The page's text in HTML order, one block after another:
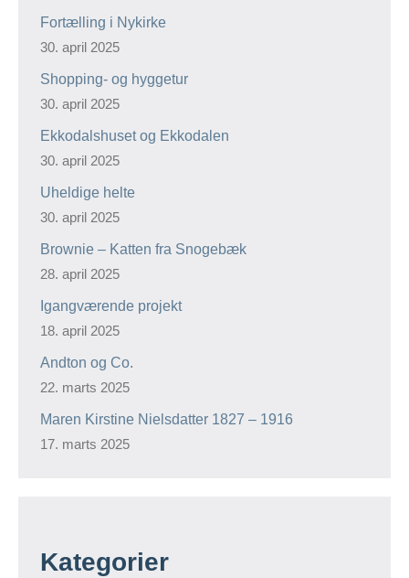
Fortælling i Nykirke
30. april 2025
Shopping- og hyggetur
30. april 2025
Ekkodalshuset og Ekkodalen
30. april 2025
Uheldige helte
30. april 2025
Brownie – Katten fra Snogebæk
28. april 2025
Igangværende projekt
18. april 2025
Andton og Co.
22. marts 2025
Maren Kirstine Nielsdatter 1827 – 1916
17. marts 2025
Kategorier